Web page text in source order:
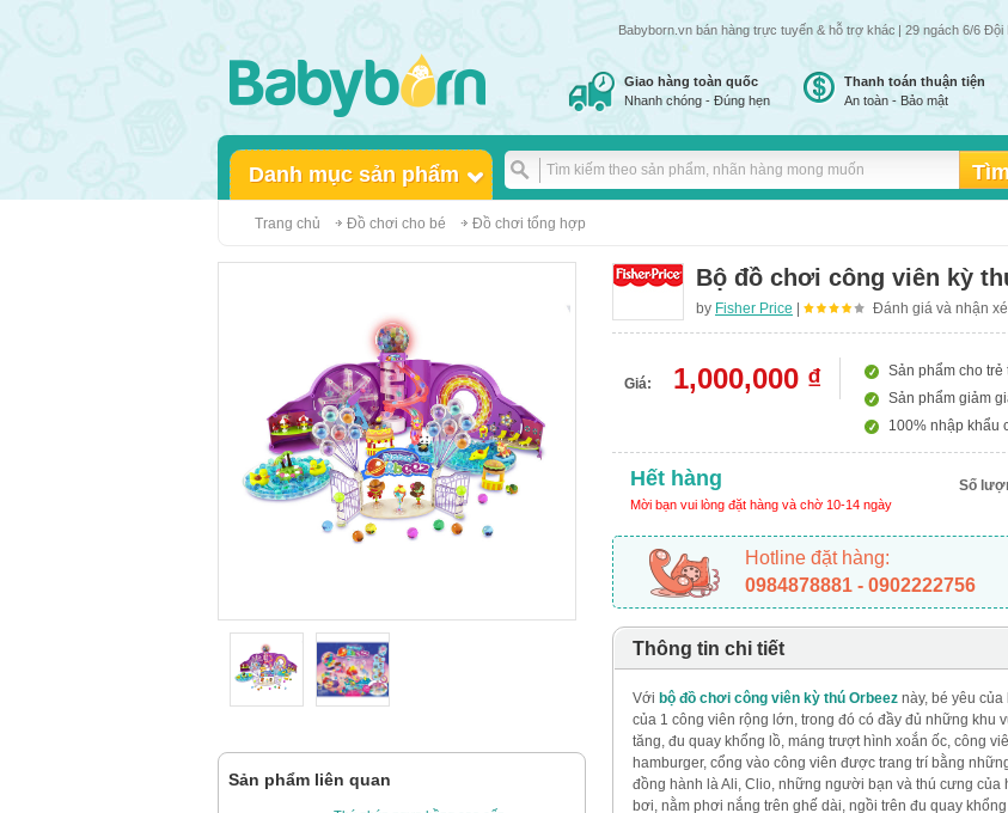
Babyborn.vn bán hàng trực tuyến & hỗ trợ khách hàng đến 24h đêm
| 29 ngách 6/6 Đội
Giao hàng toàn quốc
Nhanh chóng - Đúng hẹn
Thanh toán thuận tiện
An toàn - Bảo mật
Danh mục sản phẩm
Trang chủ Đồ chơi cho bé Đồ chơi tổng hợp
Bộ đồ chơi công viên kỳ
by Fisher Price Đánh giá và nhận
Giá: 1,000,000 ₫
Sản phẩm cho trẻ
Sản phẩm giảm
100% nhập khẩu
Hết hàng
Mời bạn vui lòng đặt hàng và chờ 10-14 ngày
Số
Hotline đặt hàng:
0984878881 - 0902222756
Thông tin chi tiết
Với bộ đồ chơi công viên kỳ thú Orbeez này, bé yêu
của 1 công viên rộng lớn, trong đó có đầy đủ những
tăng, đu quay khổng lồ, máng trượt hình xoắn ốc, công
hamburger, cổng vào công viên được trang trí bằng
đồng hành là Ali, Clio, những người bạn và thú cưng
bơi, nằm phơi nắng trên ghế dài, ngồi trên đu quay
Sản phẩm liên quan